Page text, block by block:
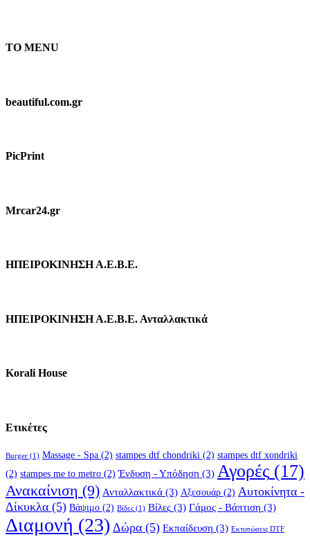
TO MENU
beautiful.com.gr
PicPrint
Mrcar24.gr
ΗΠΕΙΡΟΚΙΝΗΣΗ Α.Ε.Β.Ε.
ΗΠΕΙΡΟΚΙΝΗΣΗ Α.Ε.Β.Ε. Ανταλλακτικά
Korali House
Ετικέτες
Burger (1) Massage - Spa (2) stampes dtf chondriki (2) stampes dtf xondriki
(2) stampes me to metro (2) Ένδυση - Υπόδηση (3) Αγορές (17)
Ανακαίνιση (9) Ανταλλακτικά (3) Αξεσουάρ (2) Αυτοκίνητα -
Δίκυκλα (5) Βάψιμο (2) Βίδες (1) Βίλες (3) Γάμος - Βάπτιση (3)
Διαμονή (23) Δώρα (5) Εκπαίδευση (3) Εκτυπώσεις DTF